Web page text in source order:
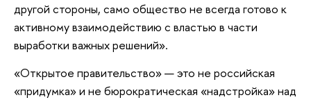
другой стороны, само общество не всегда готово к
активному взаимодействию с властью в части
выработки важных решений».
«Открытое правительство» — это не российская
«придумка» и не бюрократическая «надстройка» над